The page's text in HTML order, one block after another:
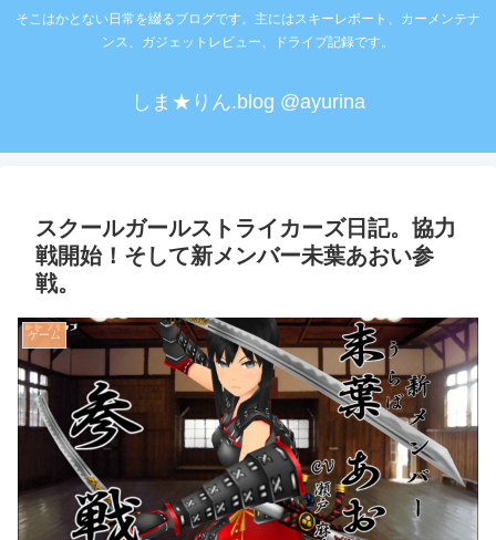
そこはかとない日常を綴るブログです。主にはスキーレポート、カーメンテナ
ンス、ガジェットレビュー、ドライブ記録です。
しま★りん.blog @ayurina
スクールガールストライカーズ日記。協力
戦開始！そして新メンバー未葉あおい参
戦。
ゲーム